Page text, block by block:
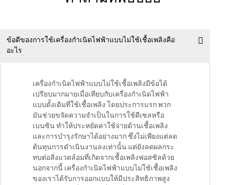
ข้อดีของการใช้เครื่องกำเนิดไฟฟ้าแบบไม่ใช้เชื้อเพลิงคือ
อะไร
เครื่องกำเนิดไฟฟ้าแบบไม่ใช้เชื้อเพลิงมีข้อได้
เปรียบมากมายเมื่อเทียบกับเครื่องกำเนิดไฟฟ้า
แบบดั้งเดิมที่ใช้เชื้อเพลิง โดยประการแรก พวก
มันช่วยขจัดความจำเป็นในการใช้ดีเซลหรือ
เบนซิน ทำให้ประหยัดค่าใช้จ่ายด้านเชื้อเพลิง
และการบำรุงรักษาได้อย่างมาก ซึ่งไม่เพียงแต่ลด
ต้นทุนการดำเนินงานลงเท่านั้น แต่ยังลดผลกระ
ทบต่อสิ่งแวดล้อมที่เกิดจากเชื้อเพลิงฟอสซิลด้วย
นอกจากนี้ เครื่องกำเนิดไฟฟ้าแบบไม่ใช้เชื้อเพลิง
ของเราได้รับการออกแบบให้มีประสิทธิภาพสูง